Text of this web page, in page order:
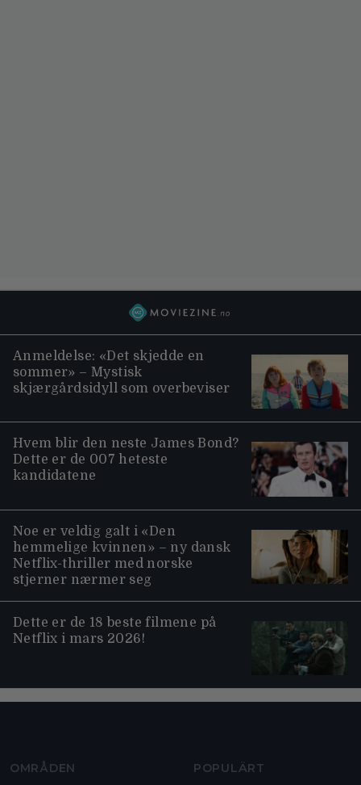
Anmeldelse: «Det skjedde en
sommer» – Mystisk
skjærgårdsidyll som overbeviser
Hvem blir den neste James Bond?
Dette er de 007 heteste
kandidatene
Noe er veldig galt i «Den
hemmelige kvinnen» – ny dansk
Netflix-thriller med norske
stjerner nærmer seg
Dette er de 18 beste filmene på
Netflix i mars 2026!
OMRÅDEN POPULÄRT